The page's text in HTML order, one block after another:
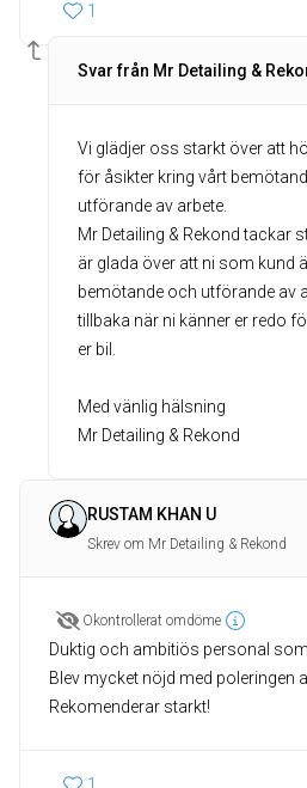
1
Svar från Mr Detailing &
Vi glädjer oss starkt över att
för åsikter kring vårt
utförande av arbete.
Mr Detailing & Rekond tackar
är glada över att ni som kund
bemötande och utförande av
tillbaka när ni känner er redo
er bil.
Med vänlig hälsning
Mr Detailing & Rekond
RUSTAM KHAN U
Skrev om Mr Detailing & Rekond
Okontrollerat omdöme
Duktig och ambitiös personal
Blev mycket nöjd med poleringen
Rekomenderar starkt!